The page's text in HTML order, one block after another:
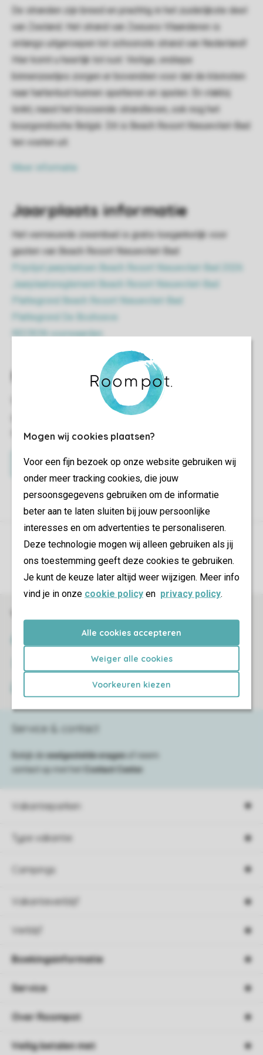
Mogen wij cookies plaatsen?
Voor een fijn bezoek op onze website gebruiken wij
onder meer tracking cookies, die jouw
persoonsgegevens gebruiken om de informatie
beter aan te laten sluiten bij jouw persoonlijke
interesses en om advertenties te personaliseren.
Deze technologie mogen wij alleen gebruiken als jij
ons toestemming geeft deze cookies te gebruiken.
Je kunt de keuze later altijd weer wijzigen. Meer info
vind je in onze cookie policy en privacy policy.
Alle cookies accepteren
Weiger alle cookies
Voorkeuren kiezen
De stranden zijn breed en prachtig in het zuidelijkste deel
van Zeeland. Het strand van Zeeuws-Vlaanderen is
onlangs uitgeroepen tot schoonste strand van Nederland!
Hier komt u heerlijk tot rust. Veilige, ondiepe
binnenzeetjes zorgen er bovendien voor dat de kleinsten
naar hartenlust kunnen spetteren en spelen. En vlakbij
lonkt, naast het bruisende strandleven, ook nog het
bourgondische België. Dit is Beach Resort Nieuwvliet-Bad
ten voeten uit.
Meer informatie
Jaarplaats informatie
Het vernieuwde zwembad is gratis toegankelijk voor
gasten van Beach Resort Nieuwvliet-Bad
Prijslijst jaarplaatsen Beach Resort Nieuwvliet-Bad 2026
Jaarplaatsreglement Beach Resort Nieuwvliet-Bad
Plattegrond Beach Resort Nieuwvliet-Bad
Plattegrond De Boshoeve
RECRON voorwaarden
Meer informatie
Wil je meer informatie ontvangen? Of is je interesse
gewekt en wil je een eigen jaarplaats op Beach Resort
Nieuwvliet-Bad?
Neem contact op
Controle over jouw gegevens & privacy
Instellingen wijzigen
SSL certificaat
Veilige gegevensoverdracht
Vakantieparken
Type vakantie
Campings
Vakantieverblijf
Verblijf
Service & contact
Bekijk de veelgestelde vragen
of neem
contact op met het
Contact Center
Boekingsinformatie
Service
Over Roompot
Veilig betalen met